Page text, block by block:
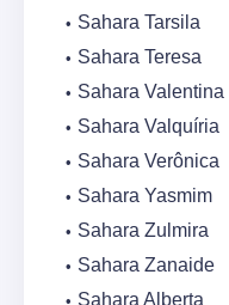
Sahara Tarsila
Sahara Teresa
Sahara Valentina
Sahara Valquíria
Sahara Verônica
Sahara Yasmim
Sahara Zulmira
Sahara Zanaide
Sahara Alberta